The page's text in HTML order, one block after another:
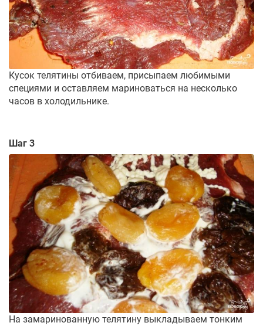
Кусок телятины отбиваем, присыпаем любимыми
специями и оставляем мариноваться на несколько
часов в холодильнике.
Шаг 3
На замаринованную телятину выкладываем тонким